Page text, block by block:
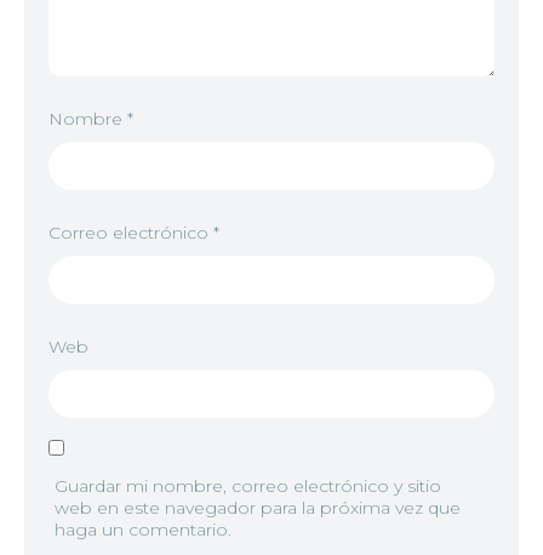
Nombre *
Correo electrónico *
Web
Guardar mi nombre, correo electrónico y sitio
web en este navegador para la próxima vez que
haga un comentario.